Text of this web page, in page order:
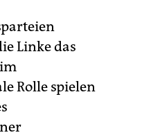
Linke das
Rolle spielen